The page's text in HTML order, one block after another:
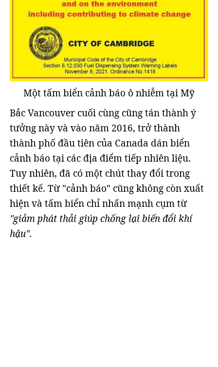
Một tấm biển cảnh báo ô nhiễm tại Mỹ
Bắc Vancouver cuối cùng cũng tán thành ý
tưởng này và vào năm 2016, trở thành
thành phố đầu tiên của Canada dán biển
cảnh báo tại các địa điểm tiếp nhiên liệu.
Tuy nhiên, đã có một chút thay đổi trong
thiết kế. Từ "cảnh báo" cũng không còn xuất
hiện và tấm biển chỉ nhấn mạnh cụm từ
"giảm phát thải giúp chống lại biến đổi khí
hậu".